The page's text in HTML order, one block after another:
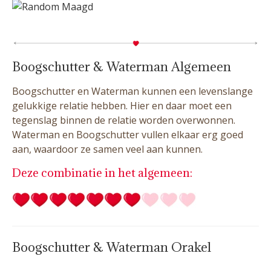
Boogschutter & Waterman Algemeen
Boogschutter en Waterman kunnen een levenslange
gelukkige relatie hebben. Hier en daar moet een
tegenslag binnen de relatie worden overwonnen.
Waterman en Boogschutter vullen elkaar erg goed
aan, waardoor ze samen veel aan kunnen.
Deze combinatie in het algemeen:
Boogschutter & Waterman Orakel